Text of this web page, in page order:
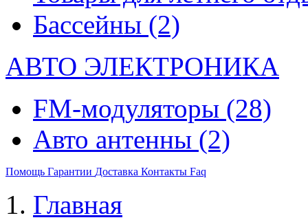
Бассейны (2)
АВТО ЭЛЕКТРОНИКА
FM-модуляторы (28)
Авто антенны (2)
Помощь Гарантии Доставка Контакты Faq
Главная